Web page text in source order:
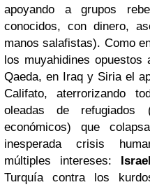
apoyando a grupos
conocidos, con dinero,
manos salafistas). Como
los muyahidines
Qaeda, en Iraq y Siria el
Califato, aterrorizando
oleadas de refugiados
económicos) que
inesperada crisis
múltiples intereses: Israel
Turquía contra los